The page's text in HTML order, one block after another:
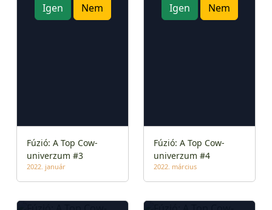
Igen
Nem
Fúzió: A Top Cow-
univerzum #3
2022. január
Igen
Nem
Fúzió: A Top Cow-
univerzum #4
2022. március